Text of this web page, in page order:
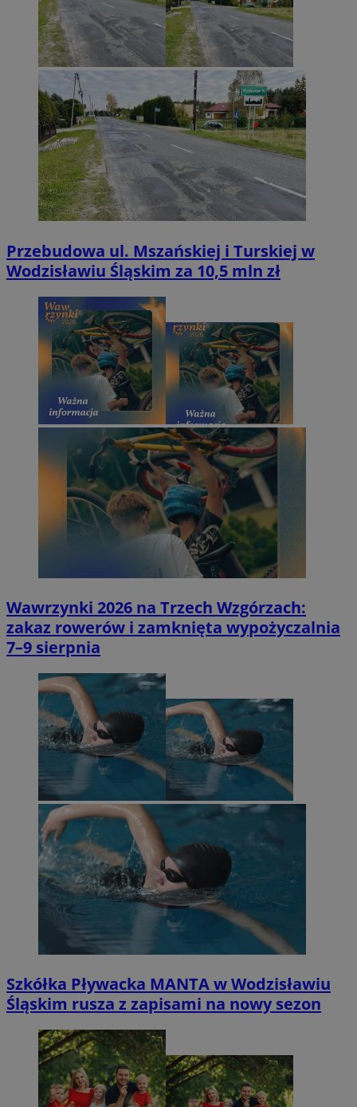
Przebudowa ul. Mszańskiej i Turskiej w
Wodzisławiu Śląskim za 10,5 mln zł
Wawrzynki 2026 na Trzech Wzgórzach:
zakaz rowerów i zamknięta wypożyczalnia
7–9 sierpnia
Szkółka Pływacka MANTA w Wodzisławiu
Śląskim rusza z zapisami na nowy sezon